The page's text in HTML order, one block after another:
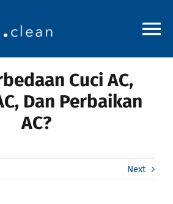
Home
Cuci AC,
Dan Perbaikan
AC?
Next